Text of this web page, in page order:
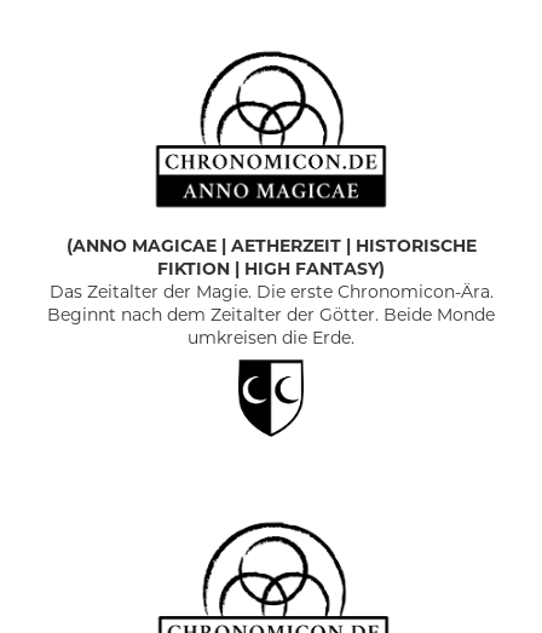
(ANNO MAGICAE| AETHERZEIT|
HISTORISCHE
FIKTION | HIGH FANTASY)
Das Zeitalter der Magie. Die erste Chronomicon-Ära.
Beginnt nach dem Zeitalter der Götter. Beide Monde
umkreisen die Erde.